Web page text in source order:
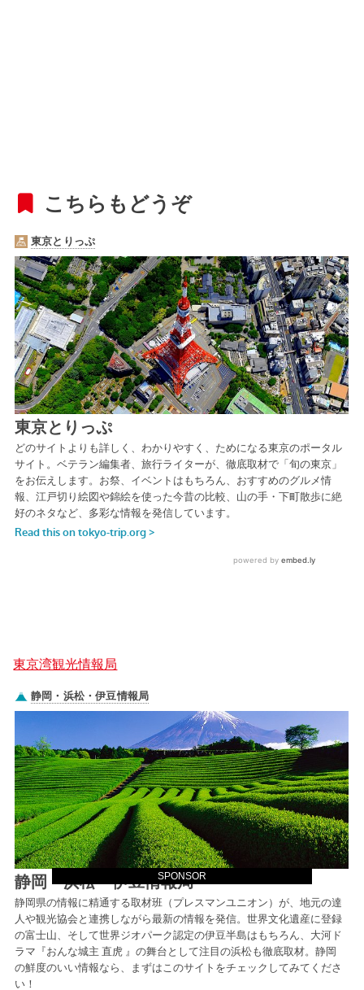
SPONSOR
こちらもどうぞ
東京湾観光情報局